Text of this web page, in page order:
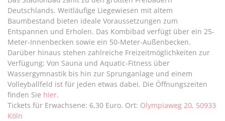
Deutschlands. Weitläufige Liegewiesen mit altem
Baumbestand bieten ideale Voraussetzungen zum
Entspannen und Erholen. Das Kombibad verfügt über ein 25-
Meter-Innenbecken sowie ein 50-Meter-Außenbecken.
Darüber hinaus stehen zahlreiche Freizeitmöglichkeiten zur
Verfügung: Von Sauna und Aquatic-Fitness über
Wassergymnastik bis hin zur Sprunganlage und einem
Volleyballfeld ist für jeden etwas dabei. Die Öffnungszeiten
finden Sie hier.
Tickets für Erwachsene: 6,30 Euro. Ort: Olympiaweg 20, 50933
Köln